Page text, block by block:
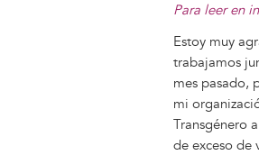
Para leer en
Estoy muy
trabajamos
mes pasado,
mi
Transgénero
de exceso de